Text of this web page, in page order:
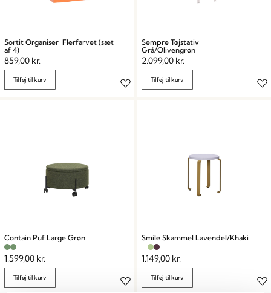
Sortit Organiser Flerfarvet (sæt
af 4)
859,00 kr.
Tilføj til kurv
Sempre Tøjstativ
Grå/Olivengrøn
2.099,00 kr.
Tilføj til kurv
Contain Puf Large Grøn
1.599,00 kr.
Tilføj til kurv
Smile Skammel Lavendel/Khaki
1.149,00 kr.
Tilføj til kurv